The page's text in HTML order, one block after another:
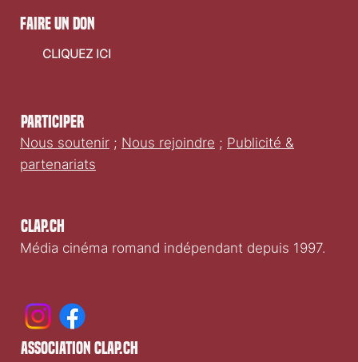
Clap.ch
Média cinéma romand indépendant depuis 1997.
Participer
Nous soutenir ; Nous rejoindre ; Publicité &
partenariats
faire un don
CLIQUEZ ICI
association clap.ch